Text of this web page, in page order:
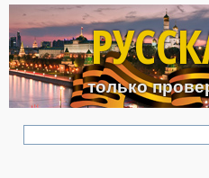
только